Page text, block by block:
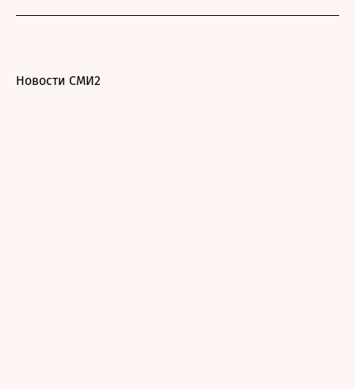
Новости СМИ2